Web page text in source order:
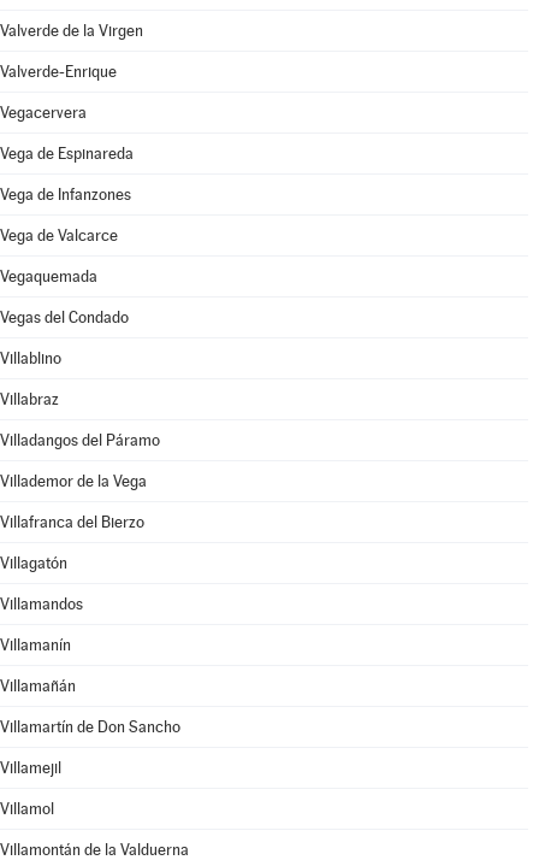
Valverde de la Virgen
Valverde-Enrique
Vegacervera
Vega de Espinareda
Vega de Infanzones
Vega de Valcarce
Vegaquemada
Vegas del Condado
Villablino
Villabraz
Villadangos del Páramo
Villademor de la Vega
Villafranca del Bierzo
Villagatón
Villamandos
Villamanín
Villamañán
Villamartín de Don Sancho
Villamejil
Villamol
Villamontán de la Valduerna